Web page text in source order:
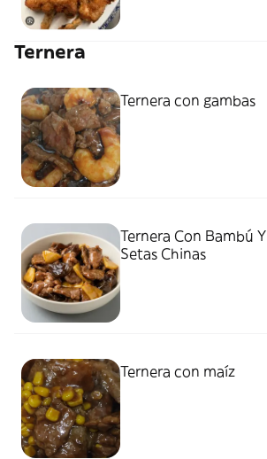
Ternera
Ternera con gambas
Ternera Con Bambú Y
Setas Chinas
Ternera con maíz